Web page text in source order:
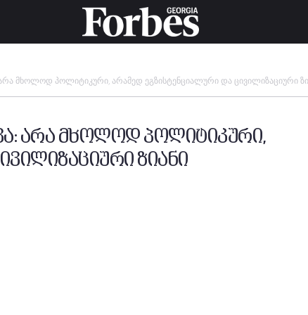
მხოლოდ პოლიტიკური, არამედ ეგზისტენციალური და ცივილიზაციური
არა მხოლოდ პოლიტიკური,
ზიანი